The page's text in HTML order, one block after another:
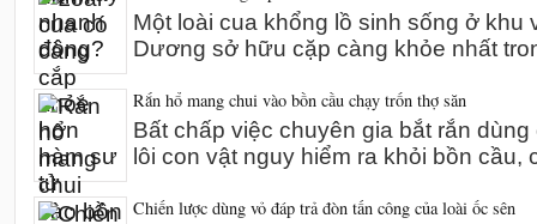
Một loài cua khổng lồ sinh sống ở khu
Dương sở hữu cặp càng khỏe nhất
Rắn hổ mang chui vào bồn cầu chạy trốn thợ săn
Bất chấp việc chuyên gia bắt rắn
lôi con vật nguy hiểm ra khỏi bồn cầu,
Chiến lược dùng vỏ đáp trả đòn tấn công của loài ốc sên